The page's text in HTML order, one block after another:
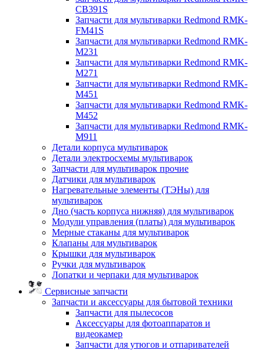
CB391S
Запчасти для мультиварки Redmond RMK-
FM41S
Запчасти для мультиварки Redmond RMK-
M231
Запчасти для мультиварки Redmond RMK-
M271
Запчасти для мультиварки Redmond RMK-
M451
Запчасти для мультиварки Redmond RMK-
M452
Запчасти для мультиварки Redmond RMK-
M911
Детали корпуса мультиварок
Детали электросхемы мультиварок
Запчасти для мультиварок прочие
Датчики для мультиварок
Нагревательные элементы (ТЭНы) для
мультиварок
Дно (часть корпуса нижняя) для мультиварок
Модули управления (платы) для мультиварок
Мерные стаканы для мультиварок
Клапаны для мультиварок
Крышки для мультиварок
Ручки для мультиварок
Лопатки и черпаки для мультиварок
Сервисные запчасти
Запчасти и аксессуары для бытовой техники
Запчасти для пылесосов
Аксессуары для фотоаппаратов и
видеокамер
Запчасти для утюгов и отпаривателей